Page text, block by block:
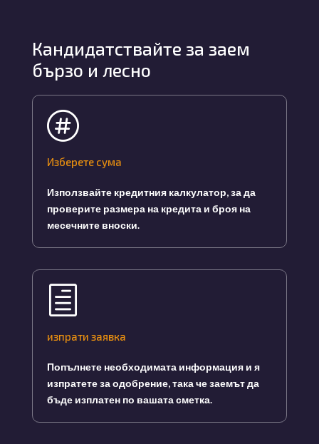
Кандидатствайте за заем
бързо и лесно

Изберете сума
Използвайте кредитния калкулатор, за да
проверите размера на кредита и броя на
месечните вноски.
h
изпрати заявка
Попълнете необходимата информация и я
изпратете за одобрение, така че заемът да
бъде изплатен по вашата сметка.